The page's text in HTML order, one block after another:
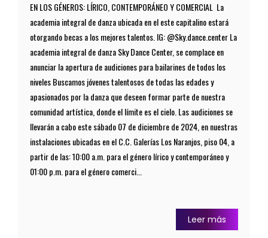
EN LOS GÉNEROS: LÍRICO, CONTEMPORÁNEO Y COMERCIAL La
academia integral de danza ubicada en el este capitalino estará
otorgando becas a los mejores talentos. IG: @Sky.dance.center La
academia integral de danza Sky Dance Center, se complace en
anunciar la apertura de audiciones para bailarines de todos los
niveles Buscamos jóvenes talentosos de todas las edades y
apasionados por la danza que deseen formar parte de nuestra
comunidad artística, donde el límite es el cielo. Las audiciones se
llevarán a cabo este sábado 07 de diciembre de 2024, en nuestras
instalaciones ubicadas en el C.C. Galerías Los Naranjos, piso 04, a
partir de las: 10:00 a.m. para el género lírico y contemporáneo y
01:00 p.m. para el género comerci...
Leer más